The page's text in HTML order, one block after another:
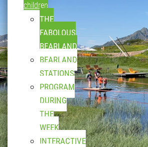
children
THE
FABOLOUS
BEARLAND
BEARLAND
STATIONS
PROGRAM
DURING
THE
WEEK
INTERACTIVE